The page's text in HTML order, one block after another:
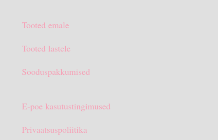
€15.90.
Tooted emale
Tooted lastele
Sooduspakkumised
E-poe kasutustingimused
Privaatsuspoliitika